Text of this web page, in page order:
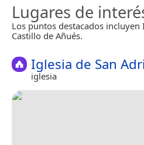
Lugares de
Los puntos destacados incluyen
Castillo de Añués.
Iglesia de San
iglesia